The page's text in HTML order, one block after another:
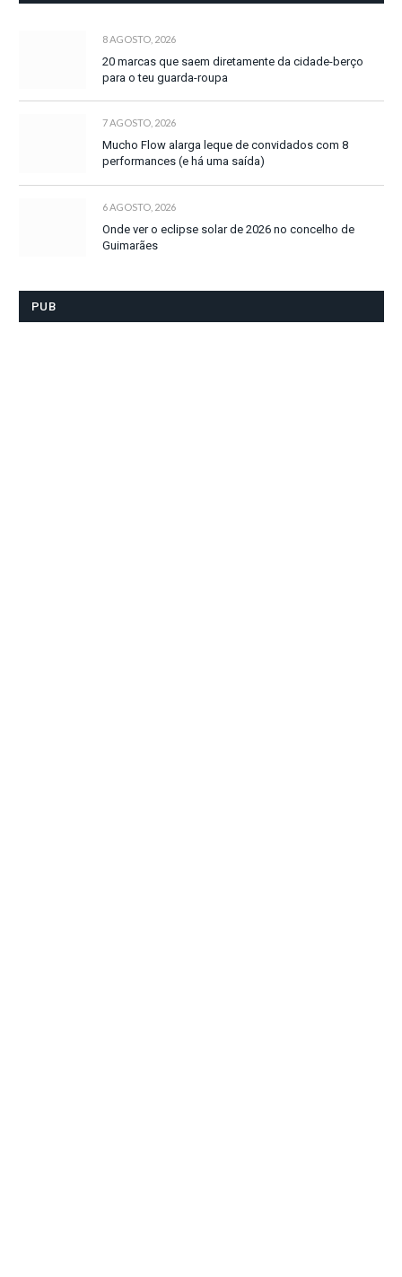
8 AGOSTO, 2026
20 marcas que saem diretamente da cidade-berço
para o teu guarda-roupa
7 AGOSTO, 2026
Mucho Flow alarga leque de convidados com 8
performances (e há uma saída)
6 AGOSTO, 2026
Onde ver o eclipse solar de 2026 no concelho de
Guimarães
PUB